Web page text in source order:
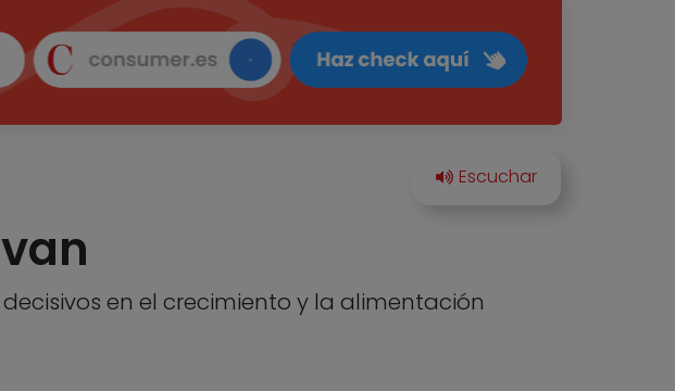
en el crecimiento y la alimentación